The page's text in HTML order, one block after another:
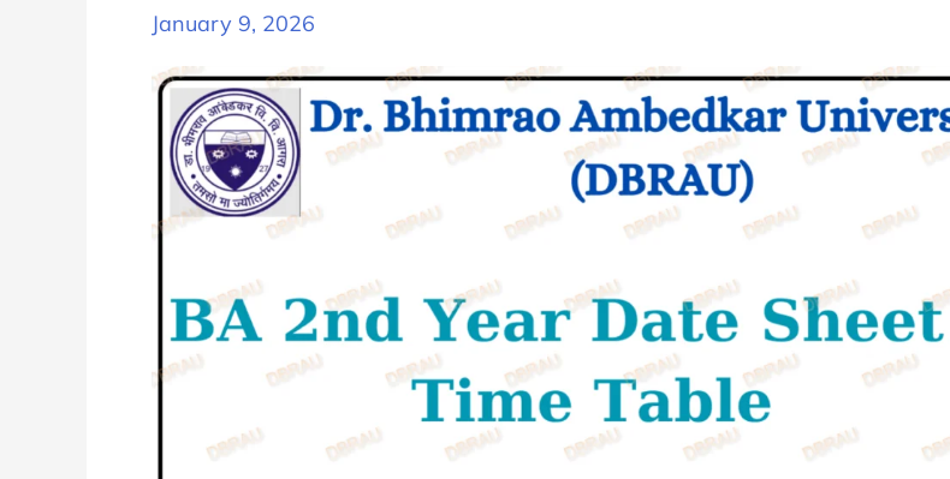
University
BA
Part
Exam
Date
January 9, 2026